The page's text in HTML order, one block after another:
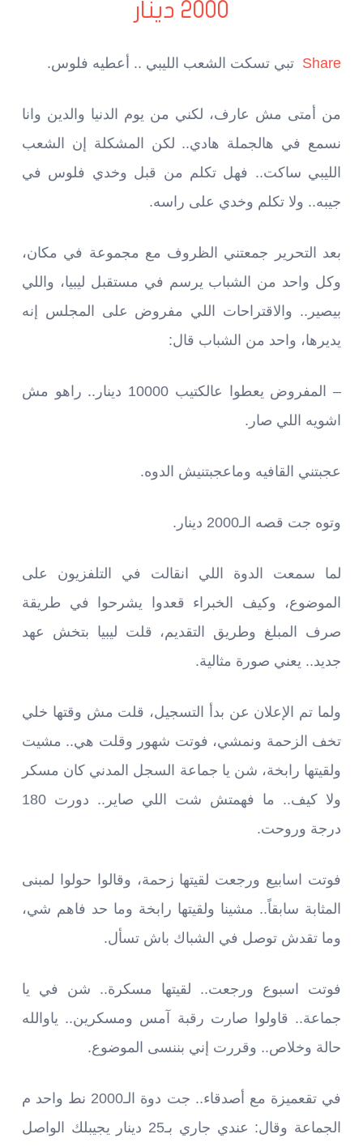
2000 دينار
Share تبي تسكت الشعب الليبي .. أعطيه فلوس.
من أمتى مش عارف، لكني من يوم الدنيا والدين وانا
نسمع في هالجملة هادي.. لكن المشكلة إن الشعب
الليبي ساكت.. فهل تكلم من قبل وخدي فلوس في
جيبه.. ولا تكلم وخدي على راسه.
بعد التحرير جمعتني الظروف مع مجموعة في مكان،
وكل واحد من الشباب يرسم في مستقبل ليبيا، واللي
بيصير.. والاقتراحات اللي مفروض على المجلس إنه
يديرها، واحد من الشباب قال:
– المفروض يعطوا عالكتيب 10000 دينار.. راهو مش
اشويه اللي صار.
عجبتني القافيه وماعجبتنيش الدوه.
وتوه جت قصه الـ2000 دينار.
لما سمعت الدوة اللي انقالت في التلفزيون على
الموضوع، وكيف الخبراء قعدوا يشرحوا في طريقة
صرف المبلغ وطريق التقديم، قلت ليبيا بتخش عهد
جديد.. يعني صورة مثالية.
ولما تم الإعلان عن بدأ التسجيل، قلت مش وقتها خلي
تخف الزحمة ونمشي، فوتت شهور وقلت هي.. مشيت
ولقيتها رابخة، شن يا جماعة السجل المدني كان مسكر
ولا كيف.. ما فهمتش شت اللي صاير.. دورت 180
درجة وروحت.
فوتت اسابيع ورجعت لقيتها زحمة، وقالوا حولوا لمبنى
المثابة سابقاً.. مشينا ولقيتها رابخة وما حد فاهم شي،
وما تقدش توصل في الشباك باش تسأل.
فوتت اسبوع ورجعت.. لقيتها مسكرة.. شن في يا
جماعة.. قاولوا صارت رقبة آمس ومسكرين.. ياوالله
حالة وخلاص.. وقررت إني بننسى الموضوع.
في تقعميزة مع أصدقاء.. جت دوة الـ2000 نط واحد م
الجماعة وقال: عندي جاري بـ25 دينار يجيبلك الواصل